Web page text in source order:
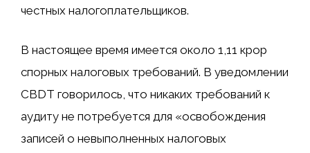
честных налогоплательщиков.
В настоящее время имеется около 1,11 крор
спорных налоговых требований. В уведомлении
CBDT говорилось, что никаких требований к
аудиту не потребуется для «освобождения
записей о невыполненных налоговых